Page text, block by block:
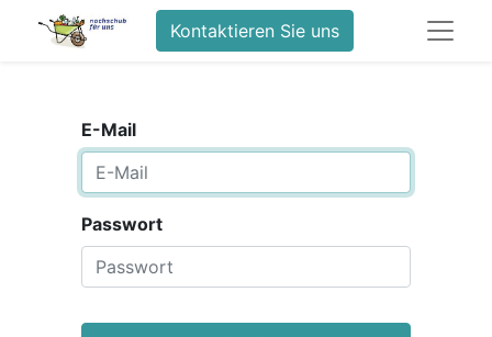
Kontaktieren Sie uns
E-Mail
Passwort